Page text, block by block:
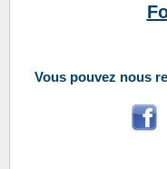
Vous pouvez nous